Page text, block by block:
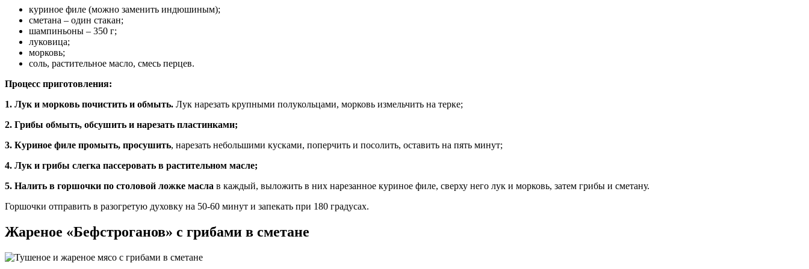
куриное филе (можно заменить индюшиным);
сметана – один стакан;
шампиньоны – 350 г;
луковица;
морковь;
соль, растительное масло, смесь перцев.
Процесс приготовления:
1. Лук и морковь почистить и обмыть. Лук нарезать крупными полукольцами, морковь измельчить на терке;
2. Грибы обмыть, обсушить и нарезать пластинками;
3. Куриное филе промыть, просушить, нарезать небольшими кусками, поперчить и посолить, оставить на пять минут;
4. Лук и грибы слегка пассеровать в растительном масле;
5. Налить в горшочки по столовой ложке масла в каждый, выложить в них нарезанное куриное филе, сверху него лук и морковь, затем грибы и сметану.
Горшочки отправить в разогретую духовку на 50-60 минут и запекать при 180 градусах.
Жареное «Бефстроганов» с грибами в сметане